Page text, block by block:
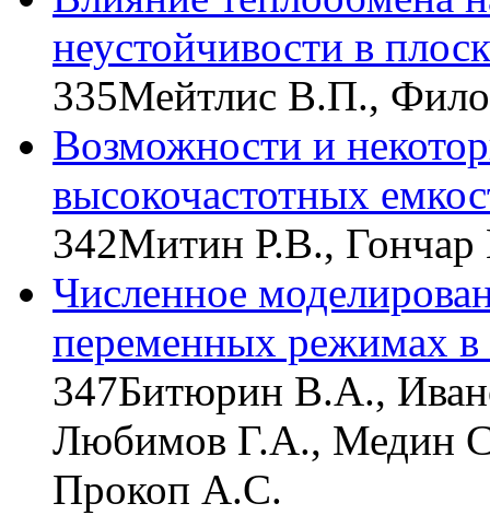
неустойчивости в
335Мейтлис В.П.,
Возможности и
высокочастотных
342Митин Р.В.,
Численное
переменных режимах
347Битюрин В.А.,
Любимов Г.А., Медин
Прокоп А.С.